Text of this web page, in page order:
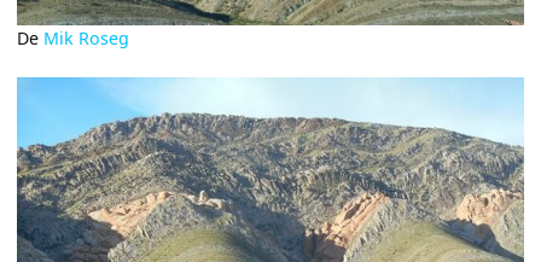
De Mik Roseg